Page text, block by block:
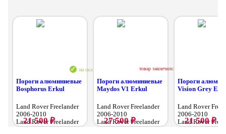
на складе
Пороги алюминиевые
Bosphorus Erkul
Land Rover Freelander
2006-2010
Land Rover Freelander
II FL 2010-2012
21 500 ₽
товар закончился
Пороги алюминиевые
Maydos V1 Erkul
Land Rover Freelander
2006-2010
Land Rover Freelander
II FL 2010-2012
27 500 ₽
Пороги
Vision Grey
Land Rover
2006-2010
Land Rover
II FL 2010-2012
21 500 ₽